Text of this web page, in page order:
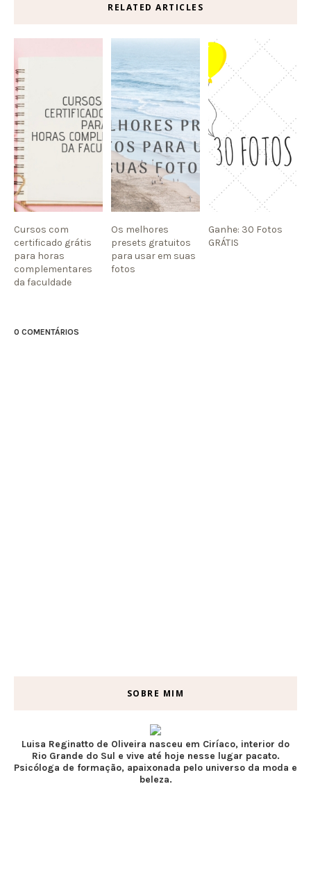
RELATED ARTICLES
Cursos com
certificado grátis
para horas
complementares
da faculdade
Os melhores
presets gratuitos
para usar em suas
fotos
Ganhe: 30 Fotos
GRÁTIS
0 COMENTÁRIOS
SOBRE MIM
Luisa Reginatto de Oliveira nasceu em Ciríaco, interior do
Rio Grande do Sul e vive até hoje nesse lugar pacato.
Psicóloga de formação, apaixonada pelo universo da moda e
beleza.